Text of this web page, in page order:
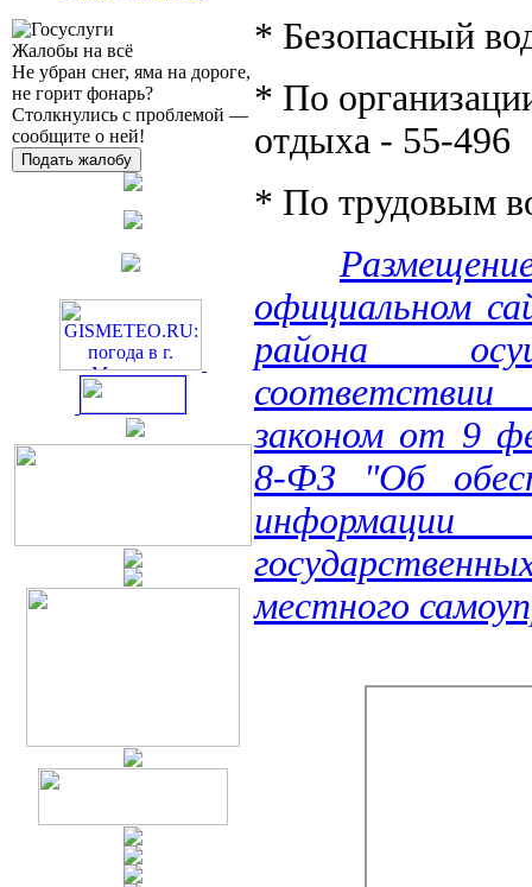
Жалобы на всё
Не убран снег, яма на дороге,
не горит фонарь?
Столкнулись с проблемой —
сообщите о ней!
Подать жалобу
* Безопасный
* По
отдыха - 55-496
* По трудовым
официальном
района
законом от 9
8-ФЗ "Об
информации
местного